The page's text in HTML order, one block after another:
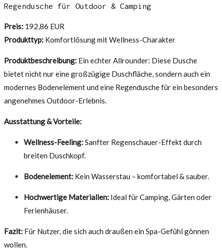
Regendusche für Outdoor & Camping
Preis: 192,86 EUR
Produkttyp: Komfortlösung mit Wellness-Charakter
Produktbeschreibung: Ein echter Allrounder: Diese Dusche
bietet nicht nur eine großzügige Duschfläche, sondern auch ein
modernes Bodenelement und eine Regendusche für ein besonders
angenehmes Outdoor-Erlebnis.
Ausstattung & Vorteile:
Wellness-Feeling:Sanfter Regenschauer-Effekt durch
breiten Duschkopf.
Bodenelement: Kein Wasserstau – komfortabel & sauber.
Hochwertige Materialien: Ideal für Camping, Gärten oder
Ferienhäuser.
Fazit: Für Nutzer, die sich auch draußen ein Spa-Gefühl gönnen
wollen.